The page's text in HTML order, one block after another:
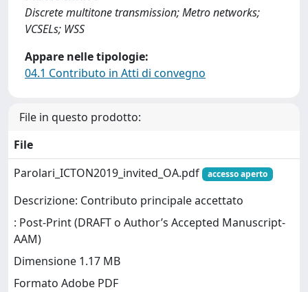
Discrete multitone transmission; Metro networks;
VCSELs; WSS
Appare nelle tipologie:
04.1 Contributo in Atti di convegno
File in questo prodotto:
File
Parolari_ICTON2019_invited_OA.pdf
accesso aperto
Descrizione: Contributo principale accettato
: Post-Print (DRAFT o Author’s Accepted Manuscript-
AAM)
Dimensione 1.17 MB
Formato Adobe PDF